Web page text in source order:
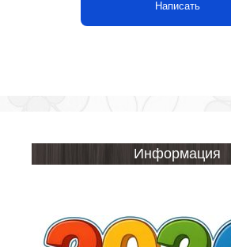
Написать
Информация